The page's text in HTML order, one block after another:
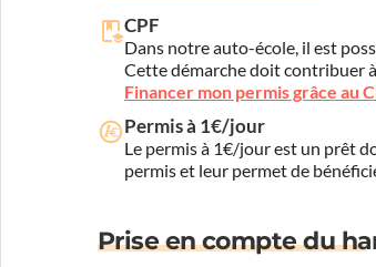
CPF
Dans notre auto-école, il est
Cette démarche doit contribuer
Financer mon permis grâce au
Permis à 1€/jour
Le permis à 1€/jour est un prêt
permis et leur permet de
Prise en compte du